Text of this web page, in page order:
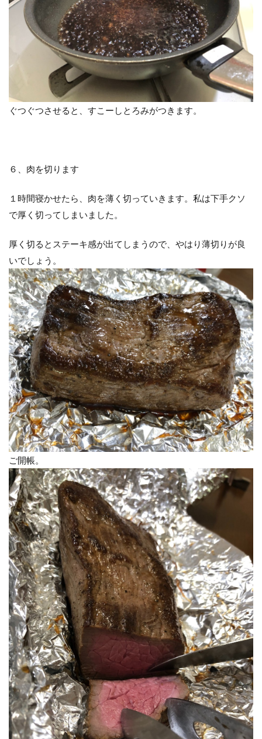
ぐつぐつさせると、すこーしとろみがつきます。
６、肉を切ります
１時間寝かせたら、肉を薄く切っていきます。私は下手クソ
で厚く切ってしまいました。
厚く切るとステーキ感が出てしまうので、やはり薄切りが良
いでしょう。
ご開帳。